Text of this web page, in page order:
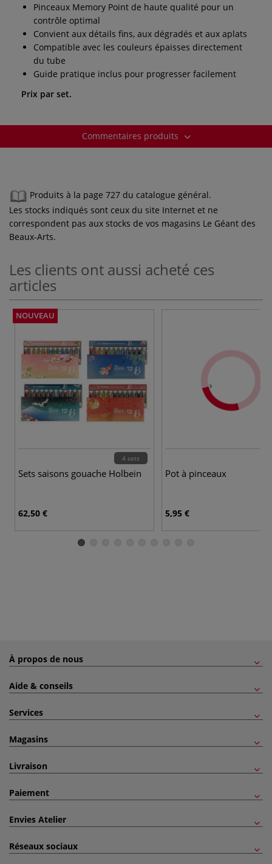
Pinceaux Memory Point de haute qualité pour un
contrôle optimal
Convient aux détails fins, aux dégradés et aux aplats
Compatible avec les couleurs épaisses directement
du tube
Guide pratique inclus pour progresser facilement
Prix par set.
Commentaires produits
Produits à la page 727 du catalogue général.
Les stocks indiqués sont ceux du site Internet et ne
correspondent pas aux stocks de vos magasins Le Géant des
Beaux-Arts.
Les clients ont aussi acheté ces
articles
NOUVEAU
4 sets
Sets saisons gouache Holbein
62,50 €
Pot à pinceaux
5,95 €
À propos de nous
Aide & conseils
Services
Magasins
Livraison
Paiement
Envies Atelier
Réseaux sociaux